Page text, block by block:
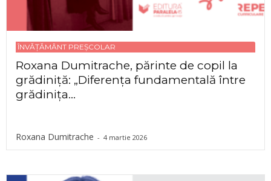
ÎNVĂȚĂMÂNT PREȘCOLAR
Roxana Dumitrache, părinte de copil la
grădiniță: „Diferența fundamentală între
grădinița...
Roxana Dumitrache - 4 martie 2026